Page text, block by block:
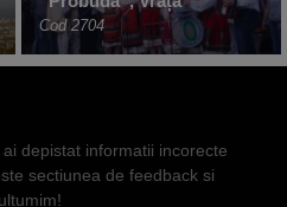
Cod 2704
depistat informatii incorecte
sectiunea de feedback si